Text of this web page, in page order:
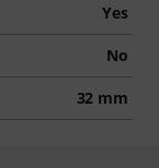
Yes
No
32 mm